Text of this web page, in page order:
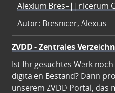
Alexium Bres=||nicerum
Autor: Bresnicer, Alexius
ZVDD - Zentrales
Ist Ihr gesuchtes Werk
digitalen Bestand? Dann
unserem ZVDD Portal, das